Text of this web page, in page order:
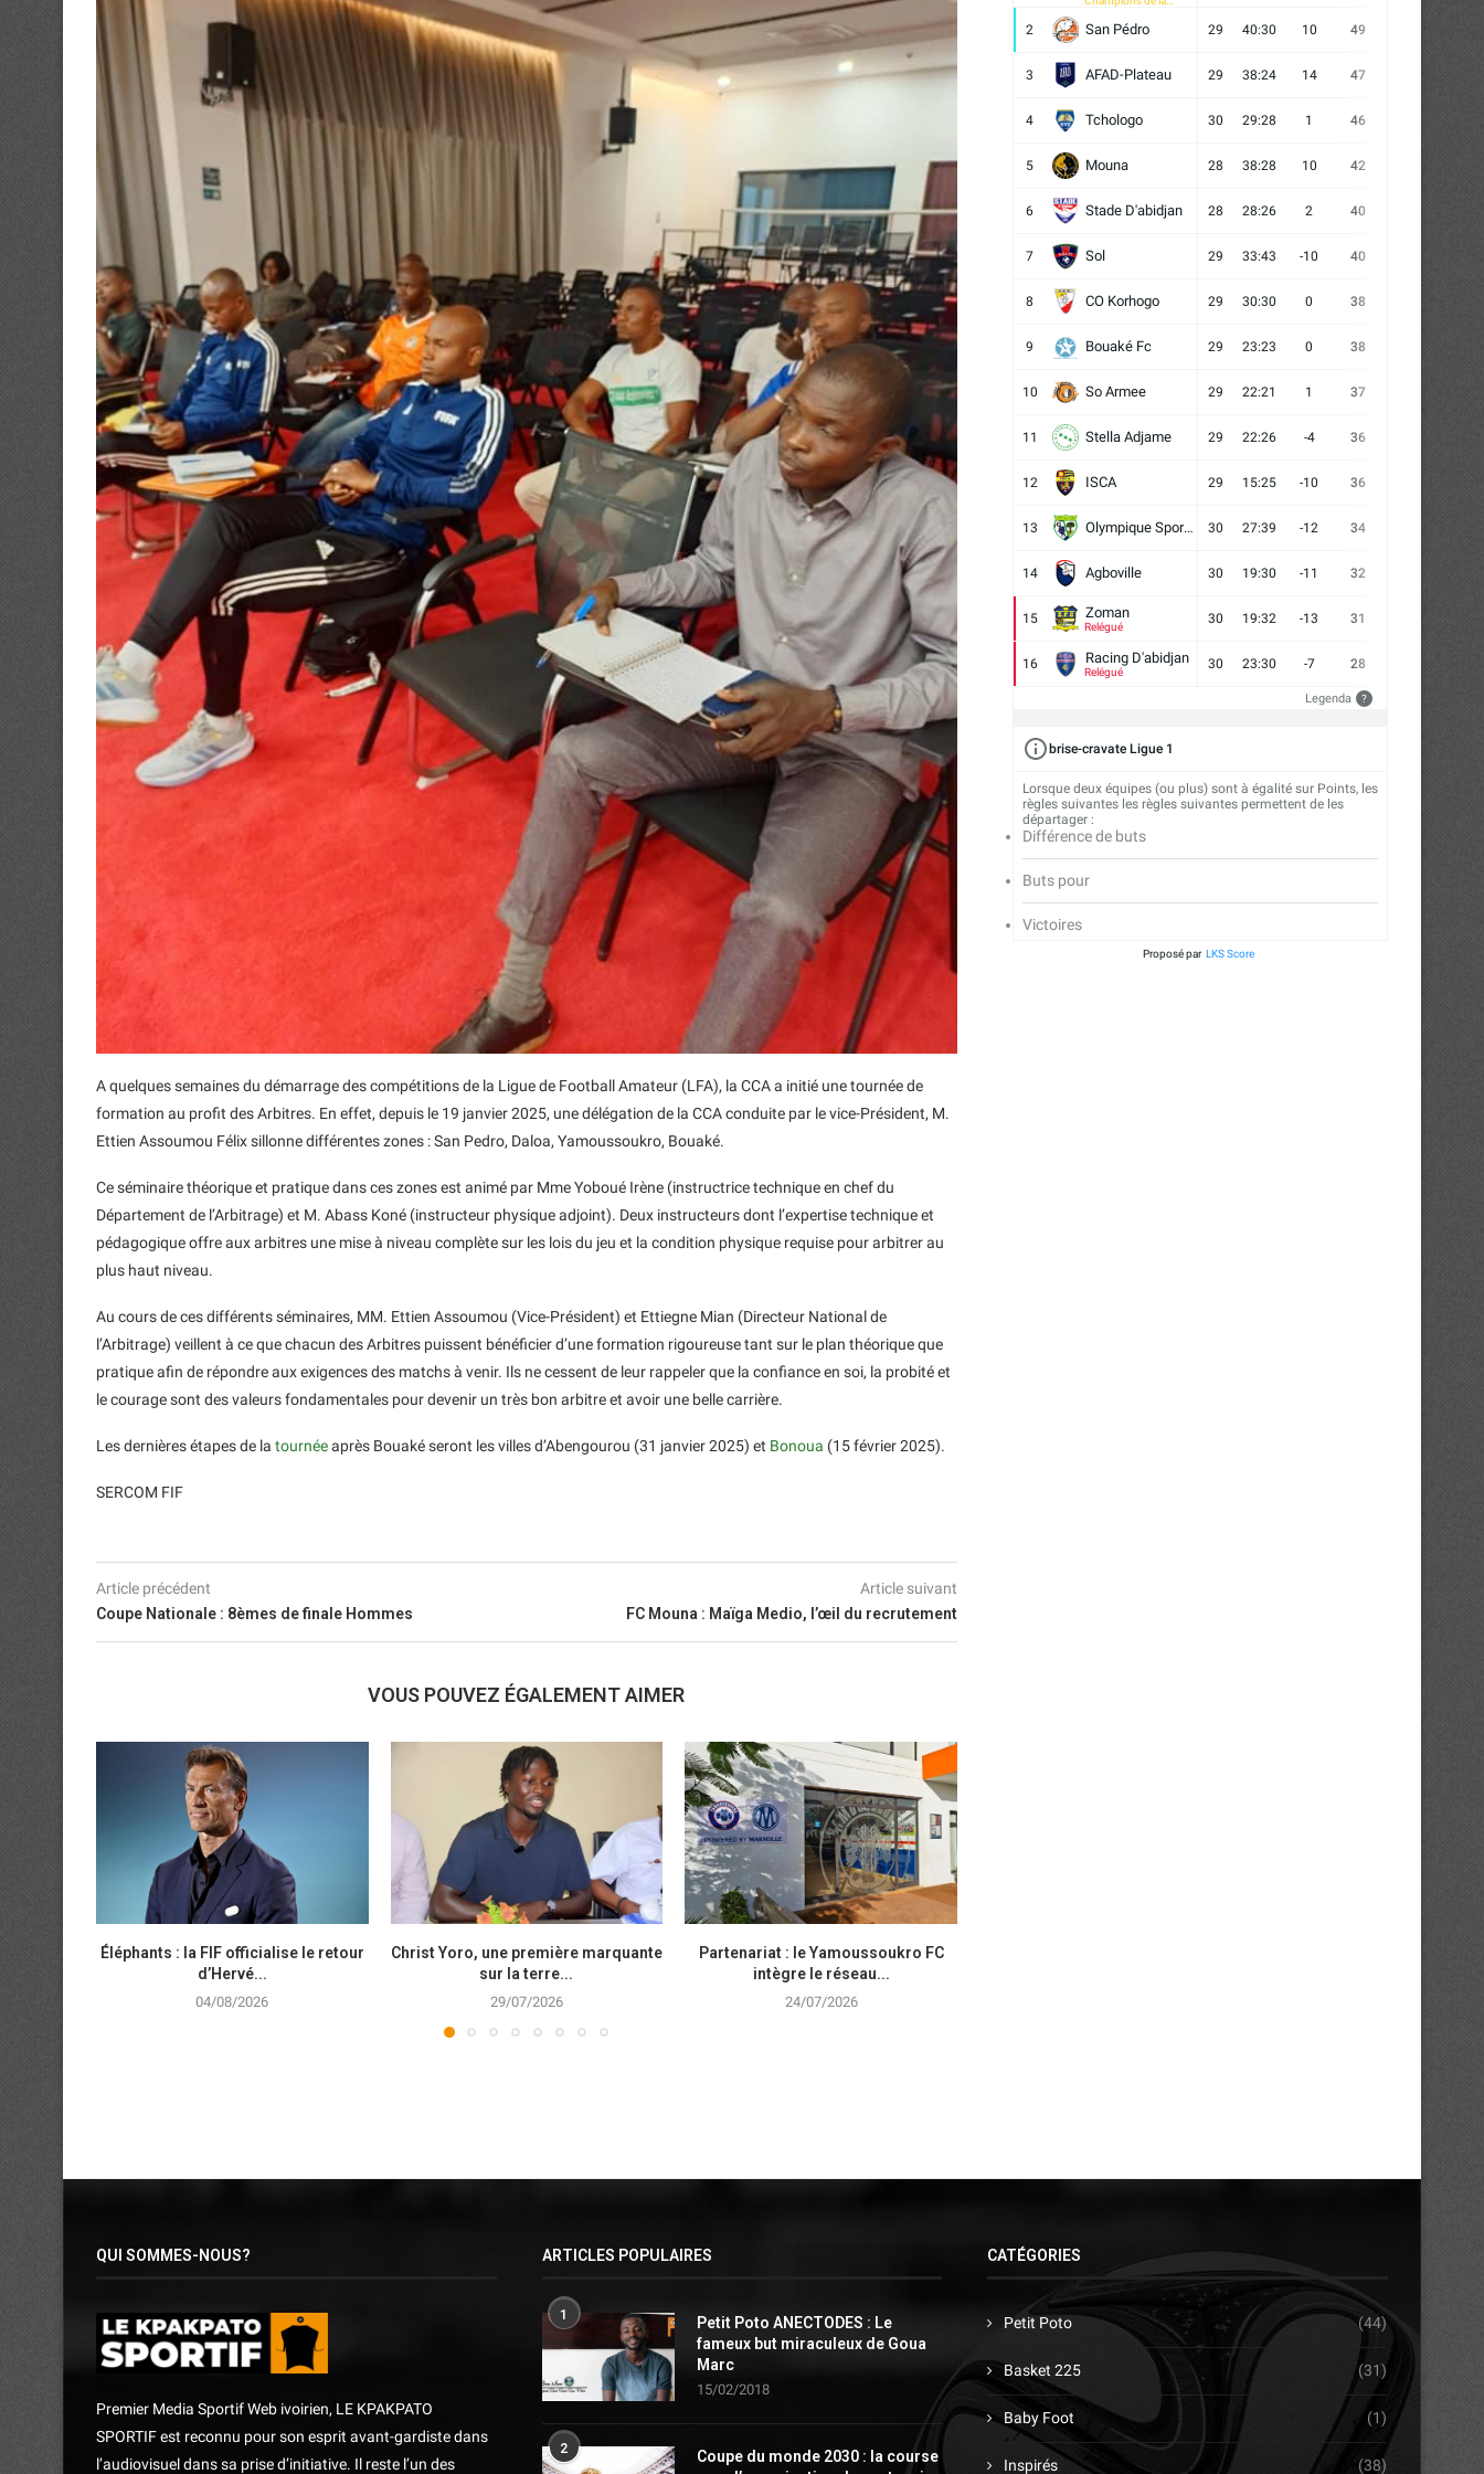
A quelques semaines du démarrage des compétitions de la Ligue de Football Amateur (LFA), la CCA a initié une tournée de
formation au profit des Arbitres. En effet, depuis le 19 janvier 2025, une délégation de la CCA conduite par le vice-Président, M.
Ettien Assoumou Félix sillonne différentes zones : San Pedro, Daloa, Yamoussoukro, Bouaké.
Ce séminaire théorique et pratique dans ces zones est animé par Mme Yoboué Irène (instructrice technique en chef du
Département de l’Arbitrage) et M. Abass Koné (instructeur physique adjoint). Deux instructeurs dont l’expertise technique et
pédagogique offre aux arbitres une mise à niveau complète sur les lois du jeu et la condition physique requise pour arbitrer au
plus haut niveau.
Au cours de ces différents séminaires, MM. Ettien Assoumou (Vice-Président) et Ettiegne Mian (Directeur National de
l’Arbitrage) veillent à ce que chacun des Arbitres puissent bénéficier d’une formation rigoureuse tant sur le plan théorique que
pratique afin de répondre aux exigences des matchs à venir. Ils ne cessent de leur rappeler que la confiance en soi, la probité et
le courage sont des valeurs fondamentales pour devenir un très bon arbitre et avoir une belle carrière.
Les dernières étapes de la tournéeaprès Bouaké seront les villes d’Abengourou (31 janvier 2025) et Bonoua (15 février 2025).
SERCOM FIF
Article précédent
Coupe Nationale : 8èmes de finale Hommes
Article suivant
FC Mouna : Maïga Medio, l’œil du recrutement
VOUS POUVEZ ÉGALEMENT AIMER
Éléphants : la FIF officialise le retour
d’Hervé...
04/08/2026
Christ Yoro, une première marquante
sur la terre...
29/07/2026
Partenariat : le Yamoussoukro FC
intègre le réseau...
24/07/2026
2 San Pédro 29 40:30 10 49
3 AFAD-Plateau 29 38:24 14 47
4 Tchologo 30 29:28 1 46
5 Mouna 28 38:28 10 42
6 Stade D'abidjan 28 28:26 2 40
7 Sol 29 33:43 -10 40
8 CO Korhogo 29 30:30 0 38
9 Bouaké Fc 29 23:23 0 38
10 So Armee 29 22:21 1 37
11 Stella Adjame 29 22:26 -4 36
12 ISCA 29 15:25 -10 36
13 Olympique Sport d'Abobo FC 30 27:39 -12 34
14 Agboville 30 19:30 -11 32
15 Zoman
Relégué
30 19:32 -13 31
16 Racing D'abidjan
Relégué
30 23:30 -7 28
Legenda ?
brise-cravate Ligue 1
Lorsque deux équipes (ou plus) sont à égalité sur Points, les
règles suivantes les règles suivantes permettent de les
départager :
Différence de buts
Buts pour
Victoires
Proposé par LKS Score
QUI SOMMES-NOUS?
Premier Media Sportif Web ivoirien, LE KPAKPATO
SPORTIF est reconnu pour son esprit avant-gardiste dans
l’audiovisuel dans sa prise d’initiative. Il reste l’un des
ARTICLES POPULAIRES
1
Petit Poto ANECTODES : Le
fameux but miraculeux de Goua
Marc
15/02/2018
2
Coupe du monde 2030 : la course
CATÉGORIES
Petit Poto (44)
Basket 225 (31)
Baby Foot (1)
Inspirés (38)